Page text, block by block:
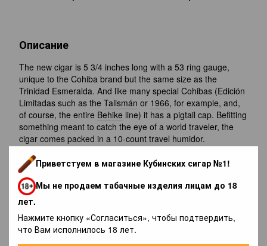
Приветстуем в магазине Кубинских сигар №1!
Мы не продаем табачные изделия лицам до 18
лет.
Нажмите кнопку «Согласиться», чтобы подтвердить,
что Вам исполнилось 18 лет.
Описание
The new cigar is 5 3/4 inches long with a 53 ring gauge,
unique to the Cohiba brand but the same size as the
Trinidad Esmeralda. And like many special Cohibas (Edición
Limitadas such as the Talismán or 1966, for example, and,
of course, the entire Behike line) it has a pigtail cap. Befitting
something meant to catch the eye of a world traveler, the
cigar comes packed in a 10-count travel humidor.
Отзывы